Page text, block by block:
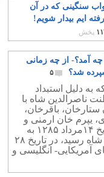
سنگینی که در آن
ایم بیدار شویم!
پخش
آمد؟- از چه زمانی
شد؟
۵
دلیل استبداد
ناصرالدین شاه با
باقرخان،
یپرم خان ارمنی و
شماری دیگر در تاریخ ۱۴مرداد ۱۲۸۵ به
امضای مظفرالدین شاه رسید، در تاریخ ۲۸
با کودتای آمریکایی- انگلیسی و
تهران به خاک